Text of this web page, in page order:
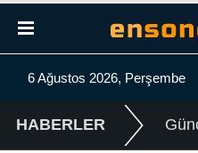
6 Ağustos 2026, Perşembe
HABERLER